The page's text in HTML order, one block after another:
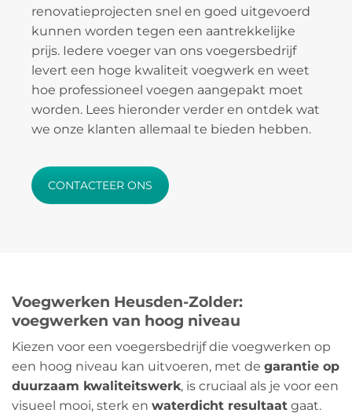
renovatieprojecten snel en goed uitgevoerd
kunnen worden tegen een aantrekkelijke
prijs. Iedere voeger van ons voegersbedrijf
levert een hoge kwaliteit voegwerk en weet
hoe professioneel voegen aangepakt moet
worden. Lees hieronder verder en ontdek wat
we onze klanten allemaal te bieden hebben.
CONTACTEER ONS
Voegwerken Heusden-Zolder:
voegwerken van hoog niveau
Kiezen voor een voegersbedrijf die voegwerken op
een hoog niveau kan uitvoeren, met de garantie op
duurzaam kwaliteitswerk, is cruciaal als je voor een
visueel mooi, sterk en waterdicht resultaat gaat.